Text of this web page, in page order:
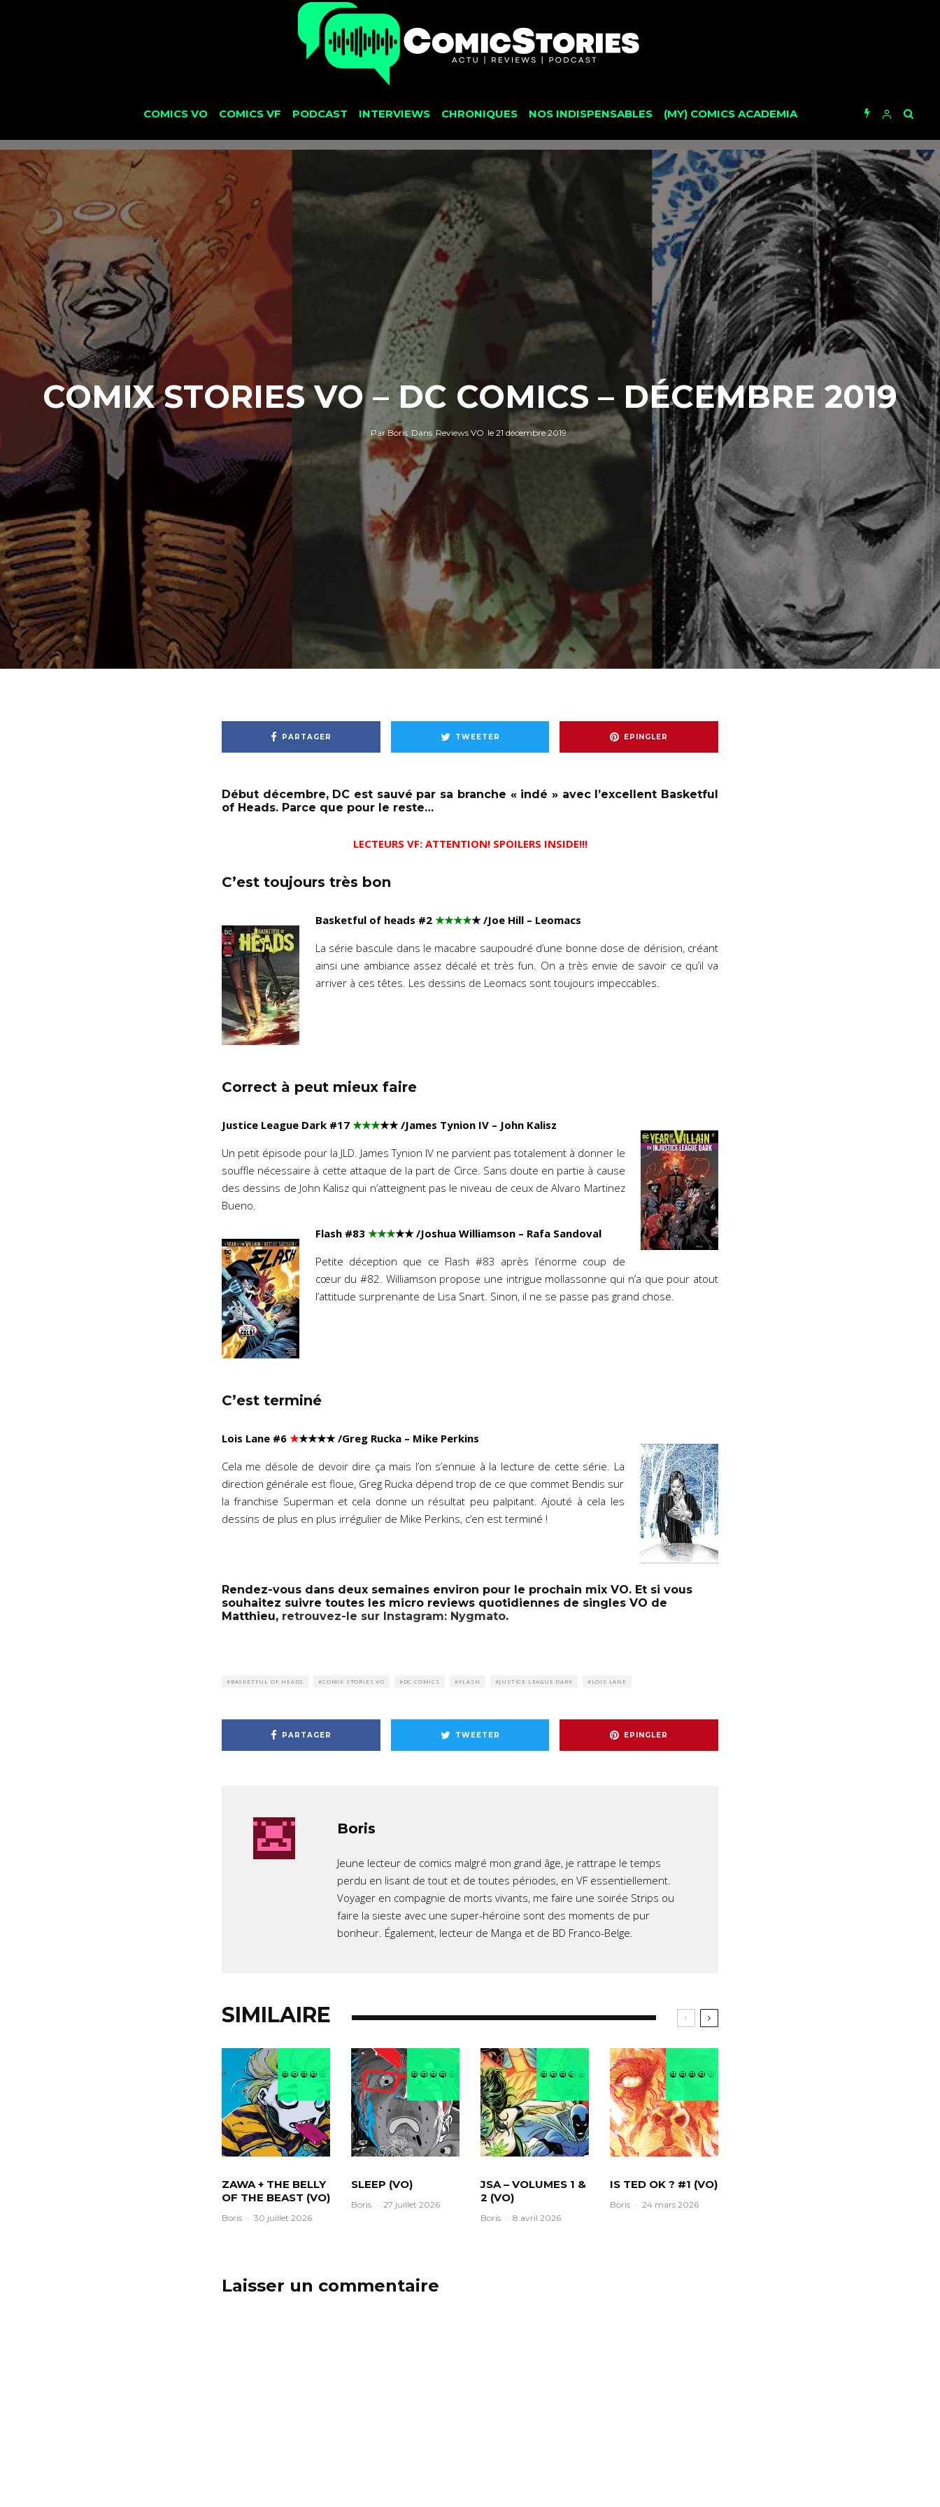
COMICS VO COMICS VF PODCAST INTERVIEWS CHRONIQUES NOS INDISPENSABLES (MY) COMICS ACADEMIA
COMIX STORIES VO – DC COMICS – DÉCEMBRE 2019
ParBoris Dans Reviews VO le 21 décembre 2019
PARTAGER TWEETER EPINGLER
Début décembre, DC est sauvé par sa branche « indé » avec l’excellent Basketful
of Heads. Parce que pour le reste…
LECTEURS VF: ATTENTION! SPOILERS INSIDE!!!
C’est toujours très bon
Basketful of heads #2 ★★★★★/Joe Hill – Leomacs
La série bascule dans le macabre saupoudré d’une bonne dose de dérision, créant
ainsi une ambiance assez décalé et très fun. On a très envie de savoir ce qu’il va
arriver à ces têtes. Les dessins de Leomacs sont toujours impeccables.
Correct à peut mieux faire
Justice League Dark #17 ★★★★★/James Tynion IV – John Kalisz
Un petit épisode pour la JLD. James Tynion IV ne parvient pas totalement à donner le
souffle nécessaire à cette attaque de la part de Circe. Sans doute en partie à cause
des dessins de John Kalisz qui n’atteignent pas le niveau de ceux de Alvaro Martinez
Bueno.
Flash #83 ★★★★★/Joshua Williamson – Rafa Sandoval
Petite déception que ce Flash #83 après l’énorme coup de
cœur du #82. Williamson propose une intrigue mollassonne qui n’a que pour atout
l’attitude surprenante de Lisa Snart. Sinon, il ne se passe pas grand chose.
C’est terminé
Lois Lane #6 ★★★★★/Greg Rucka – Mike Perkins
Cela me désole de devoir dire ça mais l’on s’ennuie à la lecture de cette série. La
direction générale est floue, Greg Rucka dépend trop de ce que commet Bendis sur
la franchise Superman et cela donne un résultat peu palpitant. Ajouté à cela les
dessins de plus en plus irrégulier de Mike Perkins, c’en est terminé !
Rendez-vous dans deux semaines environ pour le prochain mix VO. Et si vous
souhaitez suivre toutes les micro reviews quotidiennes de singles VO de
Matthieu, retrouvez-le sur Instagram: Nygmato.
BASKETFUL OF HEADS COMIX STORIES VO DC COMICS FLASH JUSTICE LEAGUE DARK LOIS LANE
PARTAGER TWEETER EPINGLER
Boris
Jeune lecteur de comics malgré mon grand âge, je rattrape le temps
perdu en lisant de tout et de toutes périodes, en VF essentiellement.
Voyager en compagnie de morts vivants, me faire une soirée Strips ou
faire la sieste avec une super-héroïne sont des moments de pur
bonheur. Également, lecteur de Manga et de BD Franco-Belge.
SIMILAIRE
ZAWA + THE BELLY
OF THE BEAST (VO)
Boris · 30 juillet 2026
SLEEP (VO)
Boris · 27 juillet 2026
JSA – VOLUMES 1 &
2 (VO)
Boris · 8 avril 2026
IS TED OK ? #1 (VO)
Boris · 24 mars 2026
Laisser un commentaire